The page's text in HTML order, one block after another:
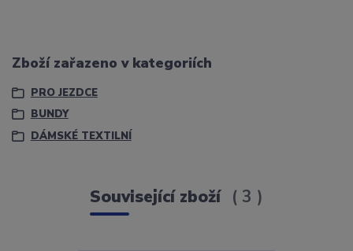
Zboží zařazeno v kategoriích
PRO JEZDCE
BUNDY
DÁMSKÉ TEXTILNÍ
Související zboží 3